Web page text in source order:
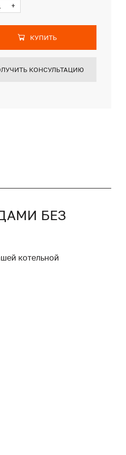
+
КУПИТЬ
КОНСУЛЬТАЦИЮ
БЕЗ